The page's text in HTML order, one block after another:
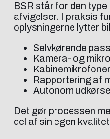
BSR står for den
afvigelser. I praksis
oplysningerne lytter
Selvkørende
Kamera- og
Rapportering af
Autonom
Det gør processen
del af sin egen